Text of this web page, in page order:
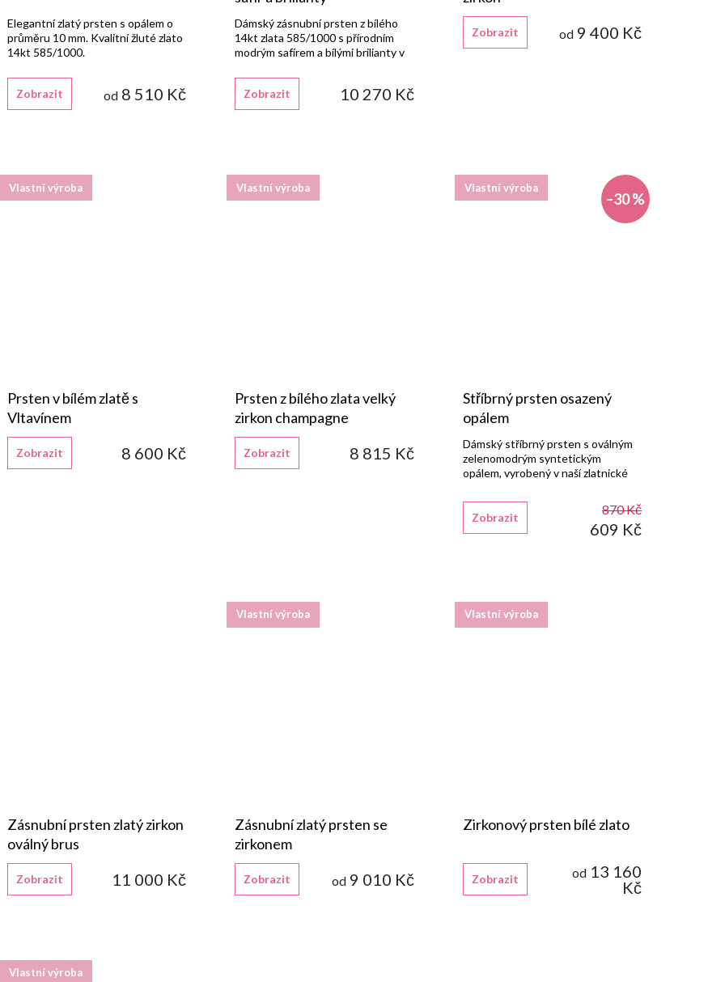
od 8 510 Kč
Zobrazit
Elegantní zlatý prsten s opálem o
průměru 10 mm. Kvalitní žluté zlato
14kt 585/1000.
10 270 Kč
Zobrazit
Dámský zásnubní prsten z bílého
14kt zlata 585/1000 s přírodním
modrým safírem a bílými brilianty v
od9 400 Kč
Zobrazit
Vlastní výroba
Prsten v bílém zlatě s
Vltavínem
8 600 Kč
Zobrazit
Vlastní výroba
Prsten z bílého zlata velký
zirkon champagne
8 815 Kč
Zobrazit
Vlastní výroba
–30 %
Stříbrný prsten osazený
opálem
870 Kč
609 Kč
Zobrazit
Dámský stříbrný prsten s oválným
zelenomodrým syntetickým
opálem, vyrobený v naší zlatnické
rhodiovanou úpravou.
Zásnubní prsten zlatý zirkon
oválný brus
11 000 Kč
Zobrazit
Vlastní výroba
Zásnubní zlatý prsten se
zirkonem
od9 010 Kč
Zobrazit
Vlastní výroba
Zirkonový prsten bílé zlato
od13 160
Kč
Zobrazit
Vlastní výroba